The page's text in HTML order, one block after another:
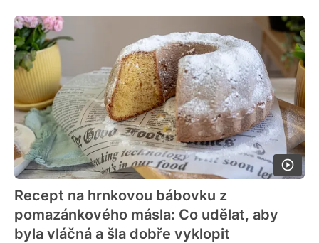
Recept na hrnkovou bábovku z
pomazánkového másla: Co udělat, aby
byla vláčná a šla dobře vyklopit